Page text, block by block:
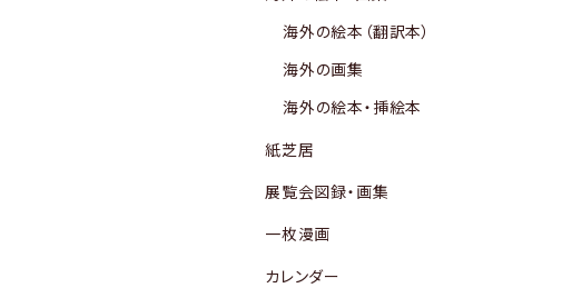
海外の絵本（翻訳本）
海外の画集
海外の絵本・挿絵本
紙芝居
展覧会図録・画集
一枚漫画
カレンダー